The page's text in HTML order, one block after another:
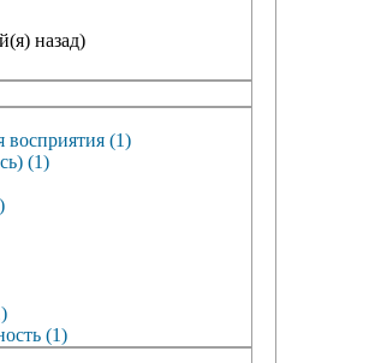
назад)
восприятия (1)
(1)
(1)